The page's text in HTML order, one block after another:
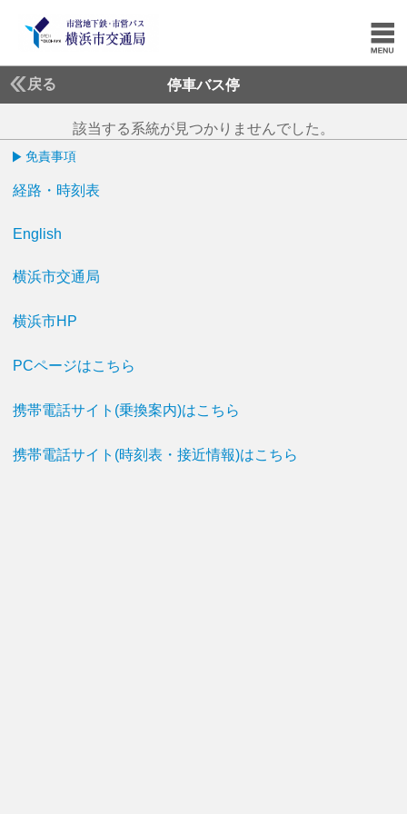
戻る 停車バス停
該当する系統が見つかりませんでした。
免責事項
経路・時刻表
English
横浜市交通局
横浜市HP
PCページはこちら
携帯電話サイト(乗換案内)はこちら
携帯電話サイト(時刻表・接近情報)はこちら